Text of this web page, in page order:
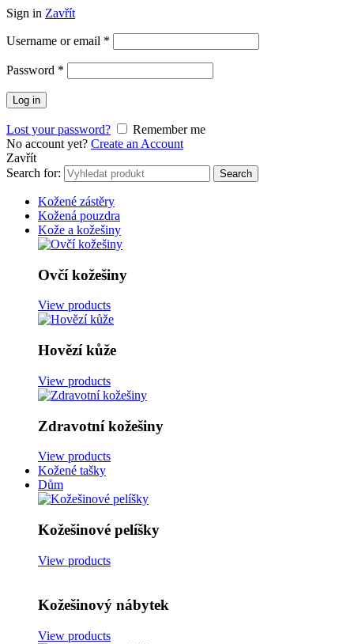
Sign in Zavřít
Username or email *
Password *
Log in
Lost your password?
Remember me
No account yet? Create an Account
Zavřít
Search for:
Search
Kožené zástěry
Kožená pouzdra
Kože a kožešiny
Ovčí kožešiny
View products
Hovězí kůže
View products
Zdravotní kožešiny
View products
Kožené tašky
Dům
Kožešinové pelíšky
View products
Kožešinový nábytek
View products